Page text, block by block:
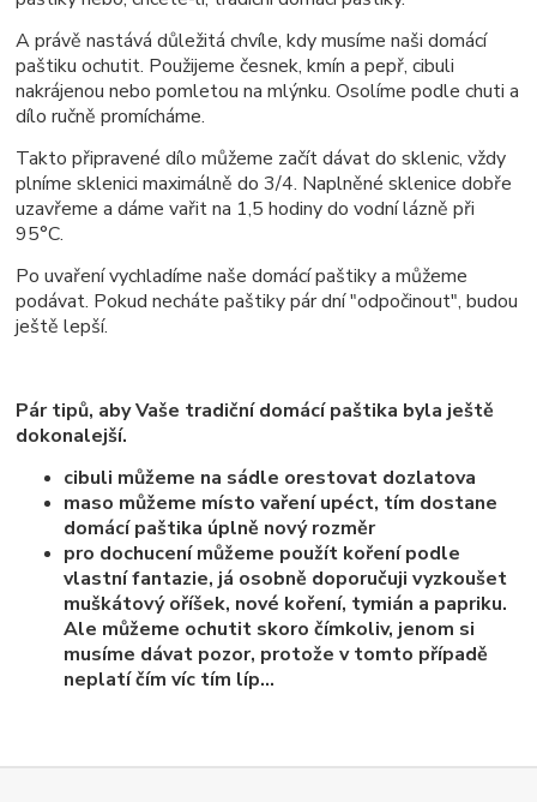
A právě nastává důležitá chvíle, kdy musíme naši domácí
paštiku ochutit. Použijeme česnek, kmín a pepř, cibuli
nakrájenou nebo pomletou na mlýnku. Osolíme podle chuti a
dílo ručně promícháme.
Takto připravené dílo můžeme začít dávat do sklenic, vždy
plníme sklenici maximálně do 3/4. Naplněné sklenice dobře
uzavřeme a dáme vařit na 1,5 hodiny do vodní lázně při
95°C.
Po uvaření vychladíme naše domácí paštiky a můžeme
podávat. Pokud necháte paštiky pár dní "odpočinout", budou
ještě lepší.
Pár tipů, aby Vaše tradiční domácí paštika byla ještě
dokonalejší.
cibuli můžeme na sádle orestovat dozlatova
maso můžeme místo vaření upéct, tím dostane
domácí paštika úplně nový rozměr
pro dochucení můžeme použít koření podle
vlastní fantazie, já osobně doporučuji vyzkoušet
muškátový oříšek, nové koření, tymián a papriku.
Ale můžeme ochutit skoro čímkoliv, jenom si
musíme dávat pozor, protože v tomto případě
neplatí čím víc tím líp...